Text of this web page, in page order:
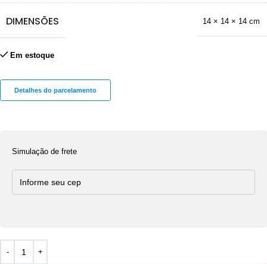
DIMENSÕES 14 × 14 × 14 cm
Em estoque
Detalhes do parcelamento
Simulação de frete